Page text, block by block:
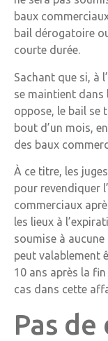
baux
bail dérogatoire
courte durée.
Sachant que si, à
se maintient dans
oppose, le bail se
bout d’un mois,
des baux
À ce titre, les
pour revendiquer
commerciaux
les lieux à
soumise à
peut valablement
10 ans après la
cas dans cette
Pas